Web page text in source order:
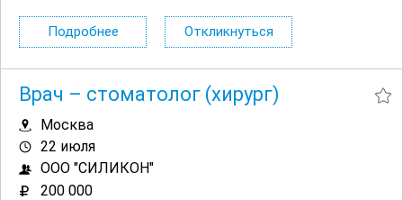
свой путь в медицине вместе с профессионалами Мы
предлагаем: Современное рабочее место Дружный
Подробнее Откликнуться
Врач – стоматолог (хирург)
Москва
22 июля
ООО "СИЛИКОН"
200 000